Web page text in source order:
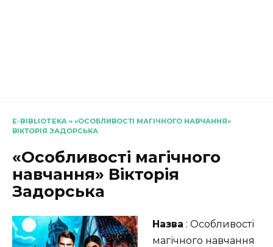
E-BIBLIOTEKA » «ОСОБЛИВОСТІ МАГІЧНОГО НАВЧАННЯ»
ВІКТОРІЯ ЗАДОРСЬКА
«Особливості магічного
навчання» Вікторія
Задорська
Назва : Особливості
магічного навчання